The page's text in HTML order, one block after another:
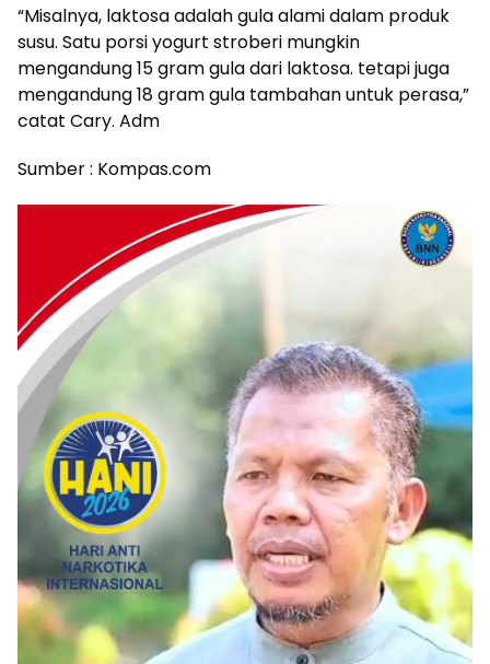
“Misalnya, laktosa adalah gula alami dalam produk
susu. Satu porsi yogurt stroberi mungkin
mengandung 15 gram gula dari laktosa. tetapi juga
mengandung 18 gram gula tambahan untuk perasa,”
catat Cary. Adm
Sumber : Kompas.com